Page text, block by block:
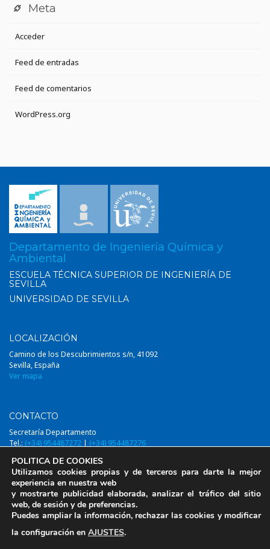
Meta
Acceder
Feed de entradas
Feed de comentarios
WordPress.org
Departamento de Ingeniería Química y
Ambiental
ESCUELA TÉCNICA SUPERIOR DE INGENIERÍA DE
SEVILLA
UNIVERSIDAD DE SEVILLA
LOCALIZACIÓN
Camino de los Descubrimientos s/n, 41092
Sevilla, España
Ver mapa
CONTACTO
Secretaría Departamento
Tel.: (+34) 954487272 | (+34) 954487276
© 2014-2026, DIQAUS (Departamento Ingeniería Química y Ambiental,
Universidad de Sevilla)
Aviso Legal
POLITICA DE COOKIES
Utilizamos cookies propias y de terceros para darte la mejor
experiencia en nuestra web
y mostrarte publicidad elaborada, analizar el tráfico del sitio
web, de sesión y de preferencias.
Puedes ampliar la información, rechazar las cookies y modificar
la configuración en AJUSTES.